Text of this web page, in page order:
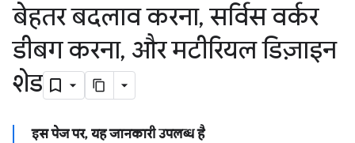
बेहतर बदलाव करना, सर्विस वर्कर
डीबग करना, और मटीरियल डिज़ाइन
शेड
इस पेज पर, यह जानकारी उपलब्ध है